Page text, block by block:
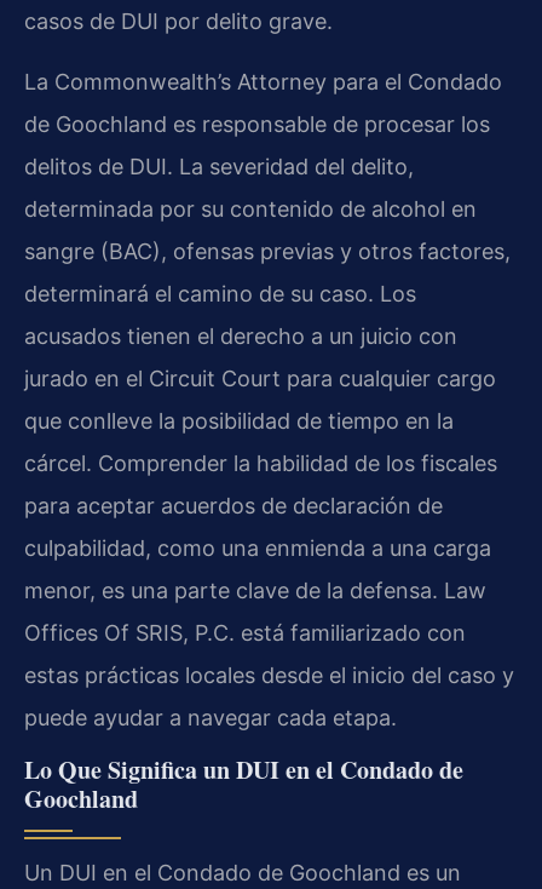
casos de DUI por delito grave.
La Commonwealth’s Attorney para el Condado
de Goochland es responsable de procesar los
delitos de DUI. La severidad del delito,
determinada por su contenido de alcohol en
sangre (BAC), ofensas previas y otros factores,
determinará el camino de su caso. Los
acusados tienen el derecho a un juicio con
jurado en el Circuit Court para cualquier cargo
que conlleve la posibilidad de tiempo en la
cárcel. Comprender la habilidad de los fiscales
para aceptar acuerdos de declaración de
culpabilidad, como una enmienda a una carga
menor, es una parte clave de la defensa. Law
Offices Of SRIS, P.C. está familiarizado con
estas prácticas locales desde el inicio del caso y
puede ayudar a navegar cada etapa.
Lo Que Significa un DUI en el Condado de
Goochland
Un DUI en el Condado de Goochland es un